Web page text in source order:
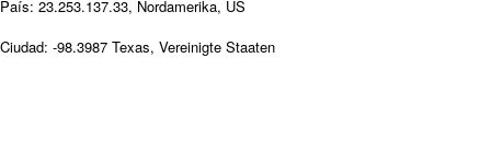
País: 23.253.137.33, Nordamerika, US
Ciudad: -98.3987 Texas, Vereinigte Staaten